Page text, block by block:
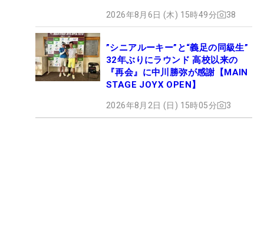
2026年8月6日 (木) 15時49分 38
”シニアルーキー”と“義足の同級生”
32年ぶりにラウンド 高校以来の
『再会』に中川勝弥が感謝【MAIN
STAGE JOYX OPEN】
2026年8月2日 (日) 15時05分 3